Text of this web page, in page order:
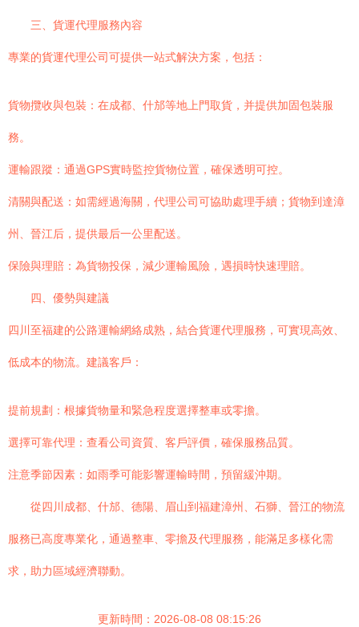
三、貨運代理服務內容
專業的貨運代理公司可提供一站式解決方案，包括：
貨物攬收與包裝：在成都、什邡等地上門取貨，并提供加固包裝服
務。
運輸跟蹤：通過GPS實時監控貨物位置，確保透明可控。
清關與配送：如需經過海關，代理公司可協助處理手續；貨物到達漳
州、晉江后，提供最后一公里配送。
保險與理賠：為貨物投保，減少運輸風險，遇損時快速理賠。
四、優勢與建議
四川至福建的公路運輸網絡成熟，結合貨運代理服務，可實現高效、
低成本的物流。建議客戶：
提前規劃：根據貨物量和緊急程度選擇整車或零擔。
選擇可靠代理：查看公司資質、客戶評價，確保服務品質。
注意季節因素：如雨季可能影響運輸時間，預留緩沖期。
從四川成都、什邡、德陽、眉山到福建漳州、石獅、晉江的物流
服務已高度專業化，通過整車、零擔及代理服務，能滿足多樣化需
求，助力區域經濟聯動。
更新時間：2026-08-08 08:15:26